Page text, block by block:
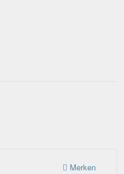
Merken